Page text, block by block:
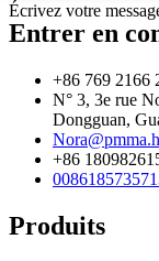
Écrivez votre
Entrer en
+86 769 2166
N° 3, 3e rue
Dongguan,
+86
Produits